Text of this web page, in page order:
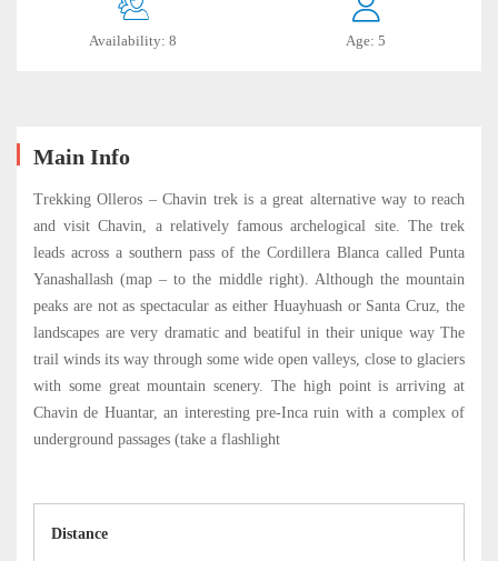
Availability: 8 Age: 5
Chavin
Trek
May
5,
2020
2019-
06-
17T14:41:19-
05:00
Main Info
Trekking Olleros – Chavin trek is a great alternative way to reach
and visit Chavin, a relatively famous archelogical site. The trek
leads across a southern pass of the Cordillera Blanca called Punta
Yanashallash (map – to the middle right). Although the mountain
peaks are not as spectacular as either Huayhuash or Santa Cruz, the
landscapes are very dramatic and beatiful in their unique way The
trail winds its way through some wide open valleys, close to glaciers
with some great mountain scenery. The high point is arriving at
Chavin de Huantar, an interesting pre-Inca ruin with a complex of
underground passages (take a flashlight
Distance